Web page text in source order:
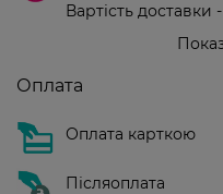
Вартість доставки
Оплата
Оплата карткою
Післяоплата